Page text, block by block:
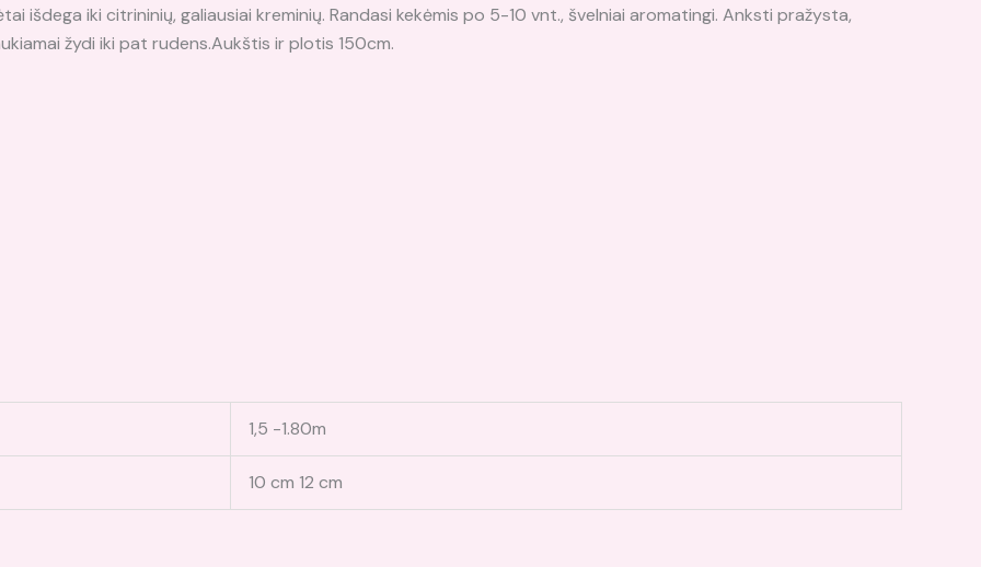
išdega iki citrininių, galiausiai kreminių. Randasi kekėmis po 5-10 vnt., švelniai aromatingi. Anksti pražysta,
žydi iki pat rudens.Aukštis ir plotis 150cm.
1,5 -1.80m
10 cm 12 cm